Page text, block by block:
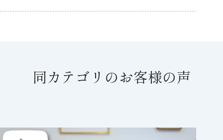
同カテゴリのお客様の声